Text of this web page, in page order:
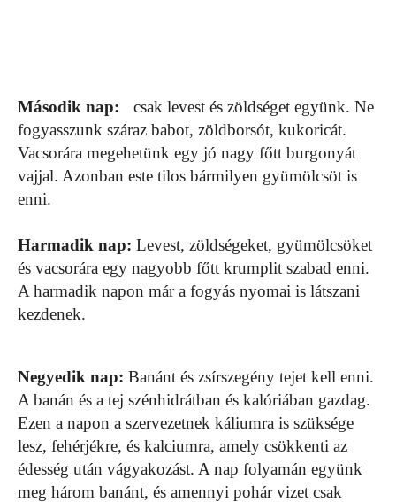
Második nap: csak levest és zöldséget együnk. Ne
fogyasszunk száraz babot, zöldborsót, kukoricát.
Vacsorára megehetünk egy jó nagy főtt burgonyát
vajjal. Azonban este tilos bármilyen gyümölcsöt is
enni.
Harmadik nap: Levest, zöldségeket, gyümölcsöket
és vacsorára egy nagyobb főtt krumplit szabad enni.
A harmadik napon már a fogyás nyomai is látszani
kezdenek.
Negyedik nap: Banánt és zsírszegény tejet kell enni.
A banán és a tej szénhidrátban és kalóriában gazdag.
Ezen a napon a szervezetnek káliumra is szüksége
lesz, fehérjékre, és kalciumra, amely csökkenti az
édesség után vágyakozást. A nap folyamán együnk
meg három banánt, és amennyi pohár vizet csak